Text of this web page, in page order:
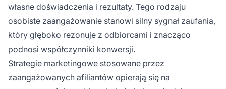
własne doświadczenia i rezultaty. Tego rodzaju
osobiste zaangażowanie stanowi silny sygnał zaufania,
który głęboko rezonuje z odbiorcami i znacząco
podnosi współczynniki konwersji.
Strategie marketingowe stosowane przez
zaangażowanych afiliantów opierają się na